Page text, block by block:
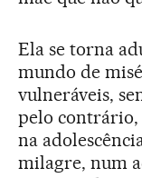
Ela se torna
mundo de
vulneráveis,
pelo contrário,
na
milagre, num